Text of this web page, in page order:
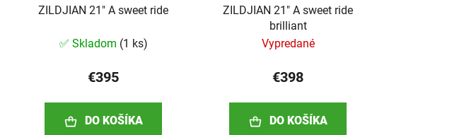
ZILDJIAN 21" A sweet ride
✅ Skladom (1 ks)
€395
DO KOŠÍKA
ZILDJIAN 21" A sweet ride
brilliant
Vypredané
€398
DO KOŠÍKA